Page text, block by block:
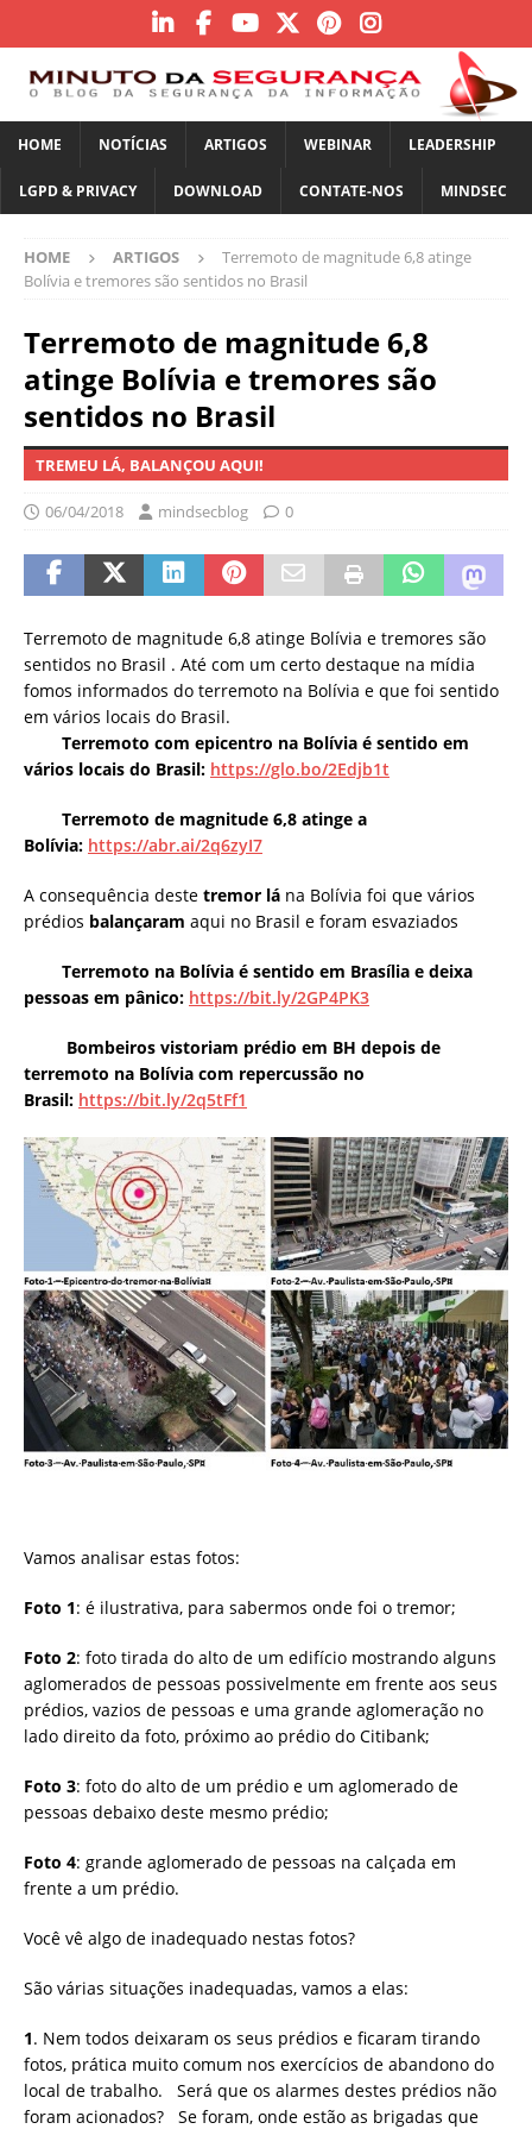
HOME NOTÍCIAS ARTIGOS WEBINAR LEADERSHIP
LGPD & PRIVACY DOWNLOAD CONTATE-NOS MINDSEC
HOME ARTIGOS
Terremoto de magnitude 6,8 atinge
Bolívia e tremores são sentidos no Brasil
Terremoto de magnitude 6,8
atinge Bolívia e tremores são
sentidos no Brasil
TREMEU LÁ, BALANÇOU AQUI!
06/04/2018 mindsecblog 0
Terremoto de magnitude 6,8 atinge Bolívia e tremores são
sentidos no Brasil . Até com um certo destaque na mídia
fomos informados do terremoto na Bolívia e que foi sentido
em vários locais do Brasil.
Terremoto com epicentro na Bolívia é sentido em
vários locais do Brasil: https://glo.bo/2Edjb1t
Terremoto de magnitude 6,8 atinge a
Bolívia: https://abr.ai/2q6zyI7
A consequência deste tremor lá na Bolívia foi que vários
prédios balançaram aqui no Brasil e foram esvaziados
Terremoto na Bolívia é sentido em Brasília e deixa
pessoas em pânico: https://bit.ly/2GP4PK3
Bombeiros vistoriam prédio em BH depois de
terremoto na Bolívia com repercussão no
Brasil: https://bit.ly/2q5tFf1
Vamos analisar estas fotos:
Foto 1: é ilustrativa, para sabermos onde foi o tremor;
Foto 2: foto tirada do alto de um edifício mostrando alguns
aglomerados de pessoas possivelmente em frente aos seus
prédios, vazios de pessoas e uma grande aglomeração no
lado direito da foto, próximo ao prédio do Citibank;
Foto 3: foto do alto de um prédio e um aglomerado de
pessoas debaixo deste mesmo prédio;
Foto 4: grande aglomerado de pessoas na calçada em
frente a um prédio.
Você vê algo de inadequado nestas fotos?
São várias situações inadequadas, vamos a elas:
1. Nem todos deixaram os seus prédios e ficaram tirando
fotos, prática muito comum nos exercícios de abandono do
local de trabalho. Será que os alarmes destes prédios não
foram acionados? Se foram, onde estão as brigadas que